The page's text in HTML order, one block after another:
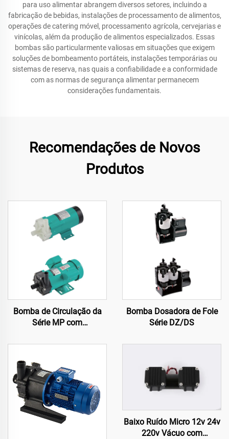
para uso alimentar abrangem diversos setores, incluindo a
fabricação de bebidas, instalações de processamento de alimentos,
operações de catering móvel, processamento agrícola, cervejarias e
vinícolas, além da produção de alimentos especializados. Essas
bombas são particularmente valiosas em situações que exigem
soluções de bombeamento portáteis, instalações temporárias ou
sistemas de reserva, nas quais a confiabilidade e a conformidade
com as normas de segurança alimentar permanecem
considerações fundamentais.
Recomendações de Novos
Produtos
Bomba de Circulação da
Série MP com
Bomba Dosadora de Fole
Série DZ/DS
Baixo Ruído Micro 12v 24v
220v Vácuo com